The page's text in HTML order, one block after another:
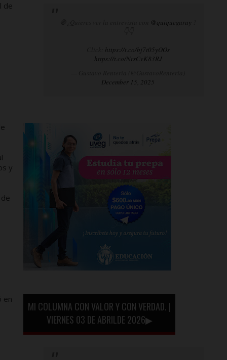
de
y
en
@quiquegaray
https://t.co/bj7t05yOOs
https://t.co/NrsCvK83RJ
December 15, 2025
MI COLUMNA CON VALOR Y CON VERDAD. |
VIERNES 03 DE ABRILDE 2026▶